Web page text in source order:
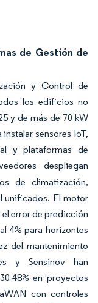
de Gestión de
y Control de
los edificios no
y de más de 70 kW
sensores IoT,
y plataformas de
despliegan
de climatización,
unificados. El motor
error de predicción
4% para horizontes
del mantenimiento
y Sensinov han
48% en proyectos
con controles